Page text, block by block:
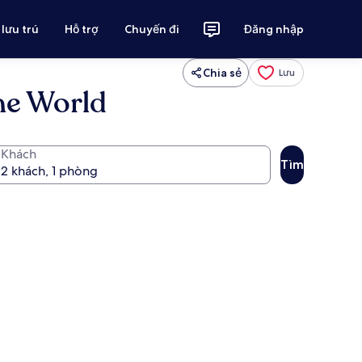
trú Hỗ trợ Chuyến đi Đăng nhập
Chia sẻ Lưu
World
Khách
Tìm